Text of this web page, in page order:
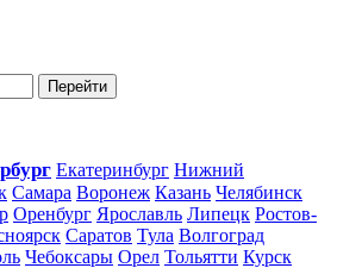
Перейти
Екатеринбург Нижний
Самара Воронеж Казань Челябинск
Оренбург Ярославль Липецк Ростов-
Саратов Тула Волгоград
Чебоксары Орел Тольятти Курск